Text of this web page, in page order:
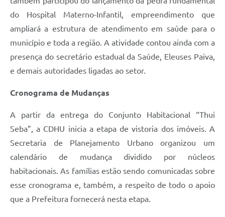
do Hospital Materno-Infantil, empreendimento que
ampliará a estrutura de atendimento em saúde para o
município e toda a região. A atividade contou ainda com a
presença do secretário estadual da Saúde, Eleuses Paiva,
e demais autoridades ligadas ao setor.
Cronograma de Mudanças
A partir da entrega do Conjunto Habitacional “Thui
Seba”, a CDHU inicia a etapa de vistoria dos imóveis. A
Secretaria de Planejamento Urbano organizou um
calendário de mudança dividido por núcleos
habitacionais. As famílias estão sendo comunicadas sobre
esse cronograma e, também, a respeito de todo o apoio
que a Prefeitura fornecerá nesta etapa.